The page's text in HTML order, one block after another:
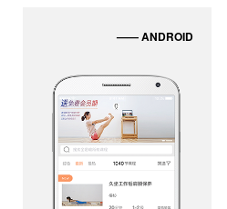
—— ANDROID